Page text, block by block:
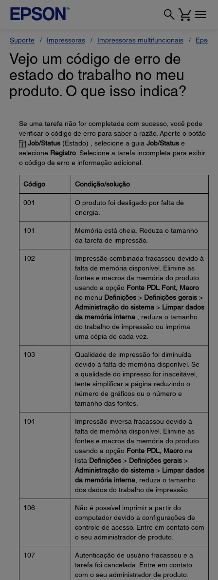
Suporte Impressoras Impressoras multifuncionais Epson
Vejo um código de erro de
estado do trabalho no meu
produto. O que isso indica?
Se uma tarefa não for completada com sucesso, você pode
verificar o código de erro para saber a razão. Aperte o botão
Job/Status (Estado) , selecione a guia Job/Status e
selecione Registro . Selecione a tarefa incompleta para exibir
o código de erro e informação adicional.
Código Condição/solução
001
O produto foi desligado por falta de
energia.
101
Memória está cheia. Reduza o tamanho
da tarefa de impressão.
102
Impressão combinada fracassou devido à
falta de memória disponível. Elimine as
fontes e macros da memória do produto
usando a opção Fonte PDL Font, Macro
no menu Definições > Definições gerais >
Administração do sistema > Limpar dados
da memória interna , reduza o tamanho
do trabalho de impressão ou imprima
uma cópia de cada vez.
103
Qualidade de impressão foi diminuída
devido à falta de memória disponível. Se
a qualidade do impresso for inaceitável,
tente simplificar a página reduzindo o
número de gráficos ou o número e
tamanho das fontes.
104
Impressão inversa fracassou devido à
falta de memória disponível. Elimine as
fontes e macros da memória do produto
usando a opção Fonte PDL, Macro na
lista Definições > Definições gerais >
Administração do sistema > Limpar dados
da memória interna , reduza o tamanho
dos dados do trabalho de impressão.
106
Não é possível imprimir a partir do
computador devido a configurações de
controle de acesso. Entre em contato com
o seu administrador de produto.
107
Autenticação de usuário fracassou e a
tarefa foi cancelada. Entre em contato
com o seu administrador de produto.